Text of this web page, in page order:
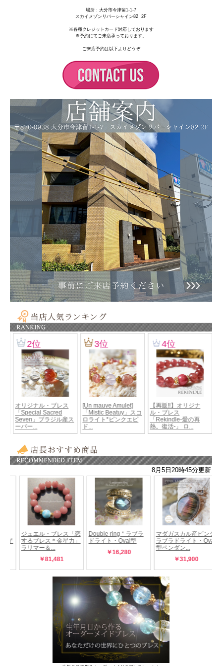
場所： 大分市今津留1-1-7
スカイメゾンリバーシャイン82 2F
※各種クレジットカード対応しております
※予約にてご来店承っております。
ご来店予約は以下よりどうぞ